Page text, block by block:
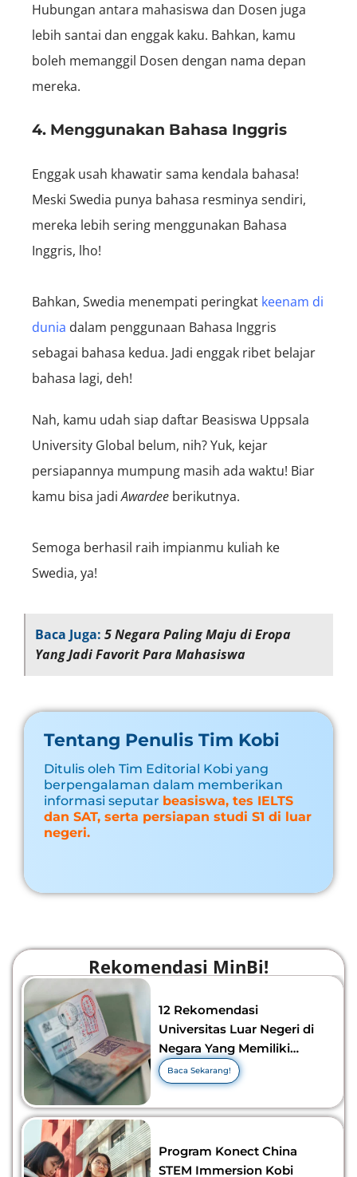
Hubungan antara mahasiswa dan Dosen juga
lebih santai dan enggak kaku. Bahkan, kamu
boleh memanggil Dosen dengan nama depan
mereka.
4. Menggunakan Bahasa Inggris
Enggak usah khawatir sama kendala bahasa!
Meski Swedia punya bahasa resminya sendiri,
mereka lebih sering menggunakan Bahasa
Inggris, lho!
Bahkan, Swedia menempati peringkat keenam di
dunia dalam penggunaan Bahasa Inggris
sebagai bahasa kedua. Jadi enggak ribet belajar
bahasa lagi, deh!
Nah, kamu udah siap daftar Beasiswa Uppsala
University Global belum, nih? Yuk, kejar
persiapannya mumpung masih ada waktu! Biar
kamu bisa jadiAwardee berikutnya.
Semoga berhasil raih impianmu kuliah ke
Swedia, ya!
Baca Juga: 5 Negara Paling Maju di Eropa
Yang Jadi Favorit Para Mahasiswa
Tentang Penulis Tim Kobi
Ditulis oleh Tim Editorial Kobi yang
berpengalaman dalam memberikan
informasi seputar beasiswa, tes IELTS
dan SAT, serta persiapan studi S1 di luar
negeri.
Rekomendasi MinBi!
12 Rekomendasi
Universitas Luar Negeri di
Negara Yang Memiliki
Visa Murah di 2026-2027!
Baca Sekarang!
Program Konect China
STEM Immersion Kobi